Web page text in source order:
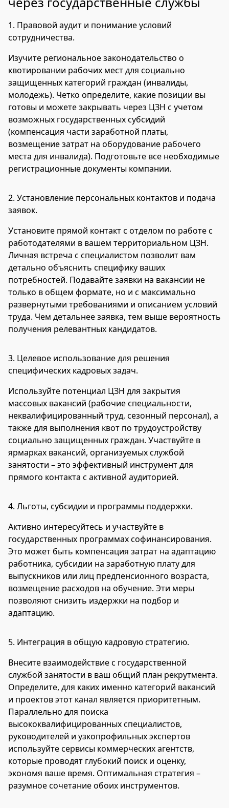
1. Правовой аудит и понимание условий
сотрудничества.
Изучите региональное законодательство о
квотировании рабочих мест для социально
защищенных категорий граждан (инвалиды,
молодежь). Четко определите, какие позиции вы
готовы и можете закрывать через ЦЗН с учетом
возможных государственных субсидий
(компенсация части заработной платы,
возмещение затрат на оборудование рабочего
места для инвалида). Подготовьте все необходимые
регистрационные документы компании.
2. Установление персональных контактов и подача
заявок.
Установите прямой контакт с отделом по работе с
работодателями в вашем территориальном ЦЗН.
Личная встреча с специалистом позволит вам
детально объяснить специфику ваших
потребностей. Подавайте заявки на вакансии не
только в общем формате, но и с максимально
развернутыми требованиями и описанием условий
труда. Чем детальнее заявка, тем выше вероятность
получения релевантных кандидатов.
3. Целевое использование для решения
специфических кадровых задач.
Используйте потенциал ЦЗН для закрытия
массовых вакансий (рабочие специальности,
неквалифицированный труд, сезонный персонал), а
также для выполнения квот по трудоустройству
социально защищенных граждан. Участвуйте в
ярмарках вакансий, организуемых службой
занятости – это эффективный инструмент для
прямого контакта с активной аудиторией.
4. Льготы, субсидии и программы поддержки.
Активно интересуйтесь и участвуйте в
государственных программах софинансирования.
Это может быть компенсация затрат на адаптацию
работника, субсидии на заработную плату для
выпускников или лиц предпенсионного возраста,
возмещение расходов на обучение. Эти меры
позволяют снизить издержки на подбор и
адаптацию.
5. Интеграция в общую кадровую стратегию.
Внесите взаимодействие с государственной
службой занятости в ваш общий план рекрутмента.
Определите, для каких именно категорий вакансий
и проектов этот канал является приоритетным.
Параллельно для поиска
высококвалифицированных специалистов,
руководителей и узкопрофильных экспертов
используйте сервисы коммерческих агентств,
которые проводят глубокий поиск и оценку,
экономя ваше время. Оптимальная стратегия –
разумное сочетание обоих инструментов.